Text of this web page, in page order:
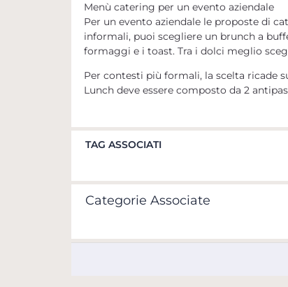
Menù catering per un evento aziendale
Per un evento aziendale le proposte di
informali, puoi scegliere unbrunch a
formaggi e i toast. Tra i dolci meglio
Per contesti più formali, la scelta ricade
Lunch deve essere composto da 2
TAG ASSOCIATI
Categorie Associate